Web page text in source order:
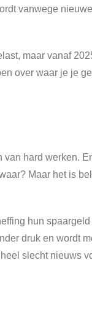
vanwege nieuwe
maar vanaf
over waar je je
hard werken.
Maar het is
hun spaargeld
druk en wordt
slecht nieuws